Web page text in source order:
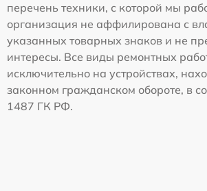
перечень техники, с которой мы
организация не аффилирована с
указанных товарных знаков и не
интересы. Все виды ремонтных
исключительно на устройствах,
законном гражданском обороте, в
1487 ГК РФ.